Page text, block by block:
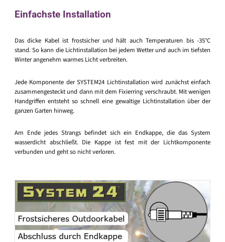
Einfachste Installation
Das dicke Kabel ist frostsicher und hält auch Temperaturen bis -35°C
stand. So kann die Lichtinstallation bei jedem Wetter und auch im tiefsten
Winter angenehm warmes Licht verbreiten.
Jede Komponente der SYSTEM24 Lichtinstallation wird zunächst einfach
zusammengesteckt und dann mit dem Fixierring verschraubt. Mit wenigen
Handgriffen entsteht so schnell eine gewaltige Lichtinstallation über der
ganzen Garten hinweg.
Am Ende jedes Strangs befindet sich ein Endkappe, die das System
wasserdicht abschließt. Die Kappe ist fest mit der Lichtkomponente
verbunden und geht so nicht verloren.